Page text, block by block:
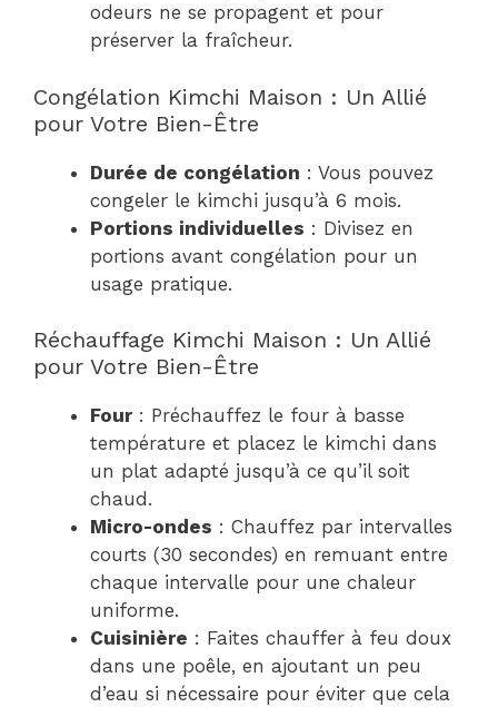
odeurs ne se propagent et pour
préserver la fraîcheur.
Congélation Kimchi Maison : Un Allié
pour Votre Bien-Être
Durée de congélation : Vous pouvez
congeler le kimchi jusqu’à 6 mois.
Portions individuelles : Divisez en
portions avant congélation pour un
usage pratique.
Réchauffage Kimchi Maison : Un Allié
pour Votre Bien-Être
Four: Préchauffez le four à basse
température et placez le kimchi dans
un plat adapté jusqu’à ce qu’il soit
chaud.
Micro-ondes : Chauffez par intervalles
courts (30 secondes) en remuant entre
chaque intervalle pour une chaleur
uniforme.
Cuisinière : Faites chauffer à feu doux
dans une poêle, en ajoutant un peu
d’eau si nécessaire pour éviter que cela